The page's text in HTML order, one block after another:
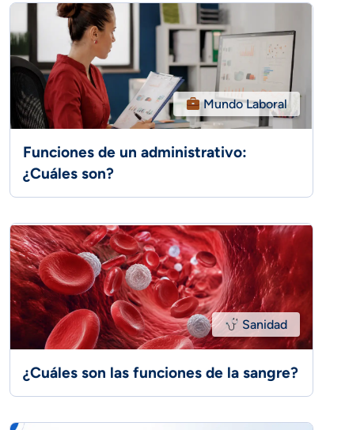
Mundo Laboral
Funciones de un administrativo:
¿Cuáles son?
Sanidad
¿Cuáles son las funciones de la sangre?